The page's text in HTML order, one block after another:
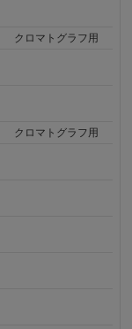
クロマトグラフ用
クロマトグラフ用